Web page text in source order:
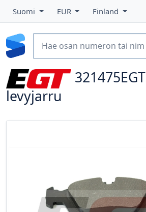
Suomi EUR Finland
321475EGT
levyjarru